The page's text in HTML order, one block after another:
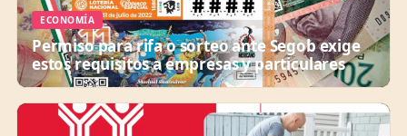
ECONOMÍA
Permiso para rifa o sorteo ante Segob exige
estos requisitos a empresas y particulares